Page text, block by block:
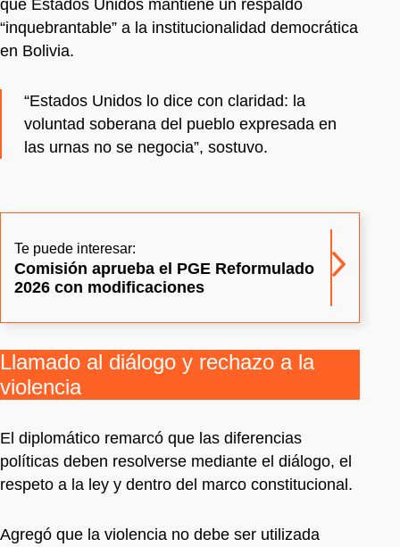
que Estados Unidos mantiene un respaldo
“inquebrantable” a la institucionalidad democrática
en Bolivia.
“Estados Unidos lo dice con claridad: la
voluntad soberana del pueblo expresada en
las urnas no se negocia”, sostuvo.
Te puede interesar:
Comisión aprueba el PGE Reformulado
2026 con modificaciones
Llamado al diálogo y rechazo a la
violencia
El diplomático remarcó que las diferencias
políticas deben resolverse mediante el diálogo, el
respeto a la ley y dentro del marco constitucional.
Agregó que la violencia no debe ser utilizada